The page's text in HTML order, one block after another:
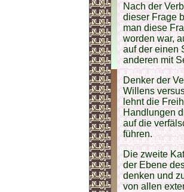
Nach der
dieser Frage
man diese
worden war,
auf der einen
anderen mit
Denker der
Willens
lehnt die
Handlungen
auf die
führen.
Die zweite
der Ebene
denken und
von allen